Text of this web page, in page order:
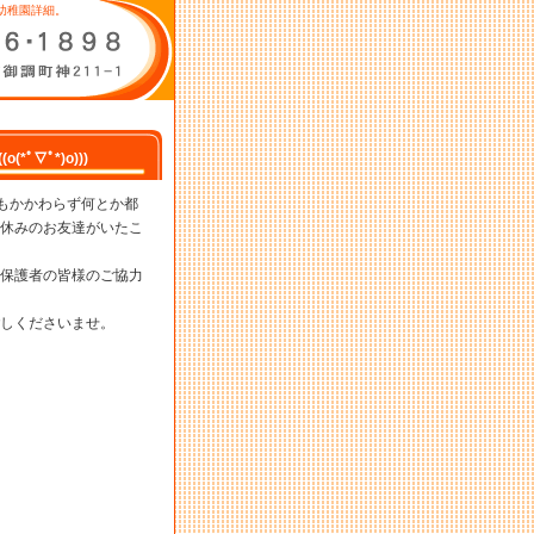
稚園詳細。
ﾟ▽ﾟ*)o)))
かかわらず何とか都
みのお友達がいたこ
護者の皆様のご協力
くださいませ。